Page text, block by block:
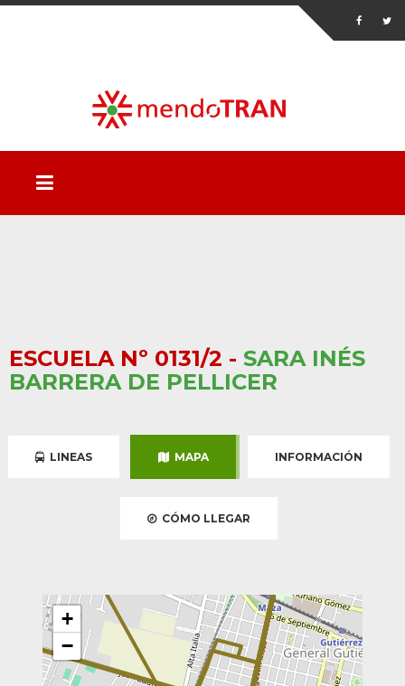
ESCUELA Nº 0131/2 - SARA INÉS
BARRERA DE PELLICER
LINEAS MAPA INFORMACIÓN
CÓMO LLEGAR
+
−